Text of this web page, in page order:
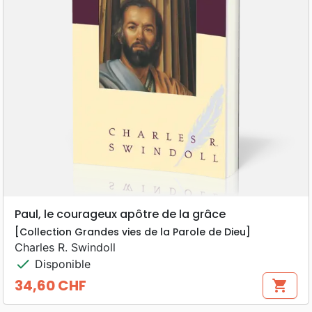
Paul, le courageux apôtre de la grâce
[Collection Grandes vies de la Parole de Dieu]
Charles R. Swindoll
check Disponible
Prix
34,60 CHF shopping_cart